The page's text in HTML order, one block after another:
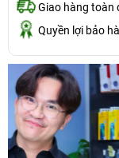
Giao hàng toàn
Quyền lợi bảo